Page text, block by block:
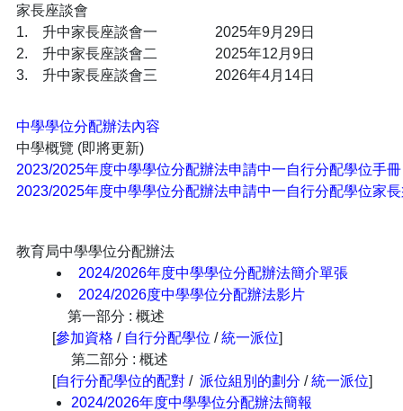
家長座談會
1. 升中家長座談會一 2025年9月29日
2. 升中家長座談會二 2025年12月9日
3. 升中家長座談會三 2026年4月14日
中學學位分配辦法內容
中學概覽 (即將更新)
2023/2025年度中學學位分配辦法申請中一自行分配學位手冊
2023/2025年度中學學位分配辦法申請中一自行分配學位家
教育局中學學位分配辦法
2024/2026年度中學學位分配辦法簡介單張
2024/2026度中學學位分配辦法影片
第一部分 : 概述
[參加資格 / 自行分配學位 /統一派位]
第二部分 : 概述
[自行分配學位的配對 /派位組別的劃分 /統一派位]
2024/2026年度中學學位分配辦法簡報